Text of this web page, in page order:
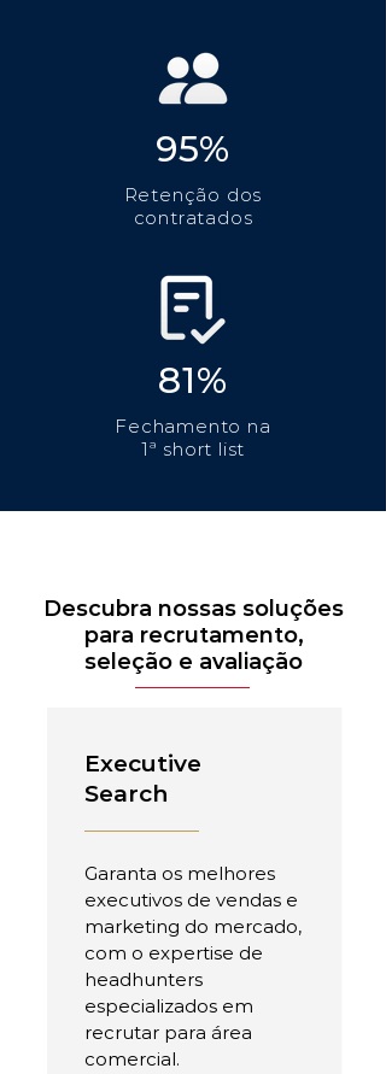
95%
Retenção dos
contratados
81%
Fechamento na
1ª short list
Descubra nossas soluções
para recrutamento,
seleção e avaliação
Executive
Search
Garanta os melhores
executivos de vendas e
marketing do mercado,
com o expertise de
headhunters
especializados em
recrutar para área
comercial.